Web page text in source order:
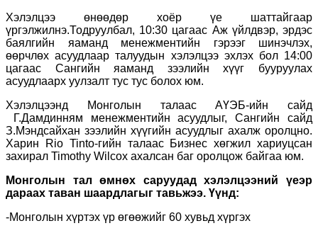
Хэлэлцээ өнөөдөр хоёр үе шаттайгаар
үргэлжилнэ.Тодруулбал, 10:30 цагаас Аж үйлдвэр, эрдэс
баялгийн яаманд менежментийн гэрээг шинэчлэх,
өөрчлөх асуудлаар талуудын хэлэлцээ эхлэх бол 14:00
цагаас Сангийн яаманд зээлийн хүүг бууруулах
асуудлаарх уулзалт тус тус болох юм.
Хэлэлцээнд Монголын талаас АҮЭБ-ийн сайд
Г.Дамдинням менежментийн асуудлыг, Сангийн сайд
З.Мэндсайхан зээлийн хүүгийн асуудлыг ахалж оролцно.
Харин Rio Tinto-гийн талаас Бизнес хөгжил хариуцсан
захирал Timothy Wilcox ахалсан баг оролцож байгаа юм.
Монголын тал өмнөх саруудад хэлэлцээний үеэр
дараах таван шаардлагыг тавьжээ. Үүнд:
-Монголын хүртэх үр өгөөжийг 60 хувьд хүргэх